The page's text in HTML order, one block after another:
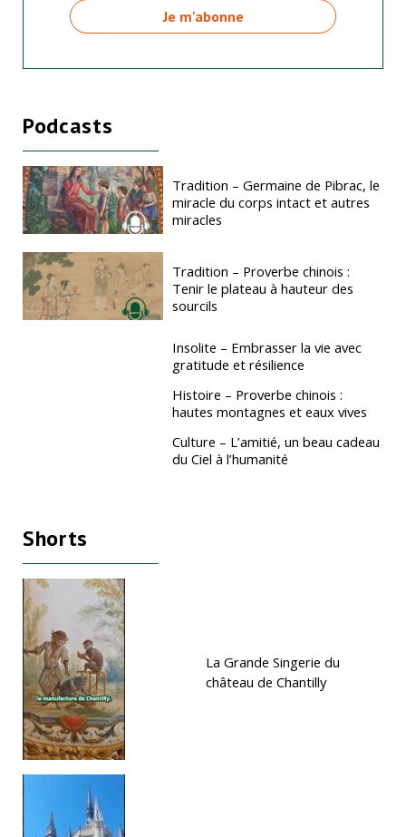
Podcasts
Tradition – Germaine de Pibrac, le
miracle du corps intact et autres
miracles
Tradition – Proverbe chinois :
Tenir le plateau à hauteur des
sourcils
Insolite – Embrasser la vie avec
gratitude et résilience
Histoire – Proverbe chinois :
hautes montagnes et eaux vives
Culture – L’amitié, un beau cadeau
du Ciel à l’humanité
Shorts
La Grande Singerie du
château de Chantilly